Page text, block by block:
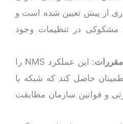
از پیش تعیین شده است و
مشکوکی در تنظیمات وجود
مقررات
: این عملکرد NMS را
حاصل کند که شبکه با
و قوانین سازمان مطابقت